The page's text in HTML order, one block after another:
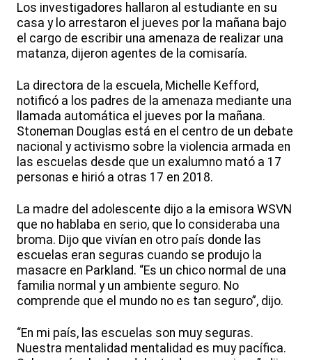
Los investigadores hallaron al estudiante en su
casa y lo arrestaron el jueves por la mañana bajo
el cargo de escribir una amenaza de realizar una
matanza, dijeron agentes de la comisaría.
La directora de la escuela, Michelle Kefford,
notificó a los padres de la amenaza mediante una
llamada automática el jueves por la mañana.
Stoneman Douglas está en el centro de un debate
nacional y activismo sobre la violencia armada en
las escuelas desde que un exalumno mató a 17
personas e hirió a otras 17 en 2018.
La madre del adolescente dijo a la emisora WSVN
que no hablaba en serio, que lo consideraba una
broma. Dijo que vivían en otro país donde las
escuelas eran seguras cuando se produjo la
masacre en Parkland. “Es un chico normal de una
familia normal y un ambiente seguro. No
comprende que el mundo no es tan seguro”, dijo.
“En mi país, las escuelas son muy seguras.
Nuestra mentalidad mentalidad es muy pacífica.